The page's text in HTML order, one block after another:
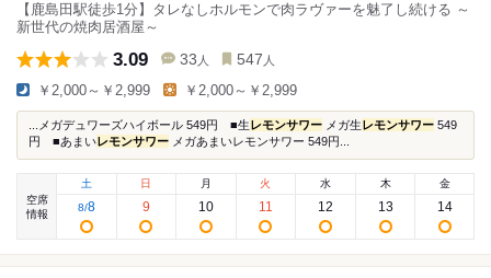
【鹿島田駅徒歩1分】タレなしホルモンで肉ラヴァーを魅了し続ける ～
新世代の焼肉居酒屋～
3.09 33 人 547 人
￥2,000～￥2,999 ￥2,000～￥2,999
...メガデュワーズハイボール 549円 ■生 レモンサワー メガ生 レモンサワー 549
円 ■あまい レモンサワー メガあまいレモンサワー 549円...
空席
情報
土
8/8
日
9
月
10
火
11
水
12
木
13
金
14